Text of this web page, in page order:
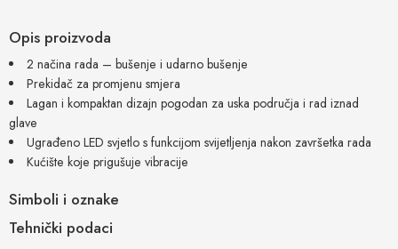
Opis proizvoda
2 načina rada – bušenje i udarno bušenje
Prekidač za promjenu smjera
Lagan i kompaktan dizajn pogodan za uska područja i rad iznad
glave
Ugrađeno LED svjetlo s funkcijom svijetljenja nakon završetka rada
Kućište koje prigušuje vibracije
Simboli i oznake
Tehnički podaci